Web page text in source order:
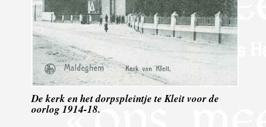
De kerk en het dorpspleintje te Kleit voor de
oorlog 1914-18.